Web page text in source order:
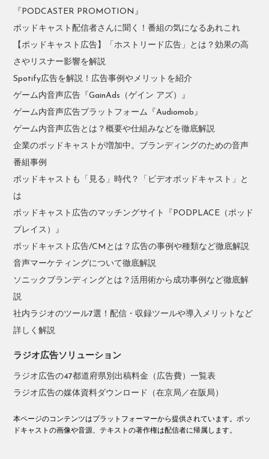
『PODCASTER PROMOTION』
ポッドキャスト配信者さんに聞く！番組の気になるあれこれ
【ポッドキャスト広告】「ホストリード広告」とは？効果の高
さやリスナー影響を解説
Spotify広告を解説！広告事例やメリットを紹介
ゲーム内音声広告『GainAds（ゲイン アズ）』
ゲーム内音声広告プラットフォーム『Audiomob』
ゲーム内音声広告とは？概要や仕組みなどを徹底解説
企業のポッドキャストが増加中。ブランディングのための音声
番組事例
ポッドキャストも「見る」時代？「ビデオポッドキャスト」と
は
ポッドキャスト広告のマッチングサイト『PODPLACE（ポッド
プレイス）』
ポッドキャスト広告/CMとは？広告の事例や種類など徹底解説
音声マーケティングについて徹底解説
ソニックブランディングとは？活用術から成功事例など徹底解
説
社内ラジオのツール7選！配信・収録ツールや導入メリットなど
詳しく解説
ラジオ広告ソリューション
ラジオ広告の47都道府県別出稿料金（広告費）一覧表
ラジオ広告の媒体資料ダウンロード（在京局／在阪局）
本ページのコンテンツはプラットフォーマーから提供されています。ポッ
ドキャストの画像や音源、テキストの著作権は配信者に帰属します。